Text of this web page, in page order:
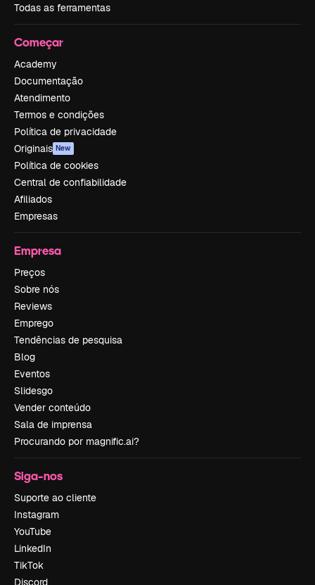
Todas as ferramentas
Começar
Academy
Documentação
Atendimento
Termos e condições
Política de privacidade
Originais New
Política de cookies
Central de confiabilidade
Afiliados
Empresas
Empresa
Preços
Sobre nós
Reviews
Emprego
Tendências de pesquisa
Blog
Eventos
Slidesgo
Vender conteúdo
Sala de imprensa
Procurando por magnific.ai?
Siga-nos
Suporte ao cliente
Instagram
YouTube
LinkedIn
TikTok
Discord